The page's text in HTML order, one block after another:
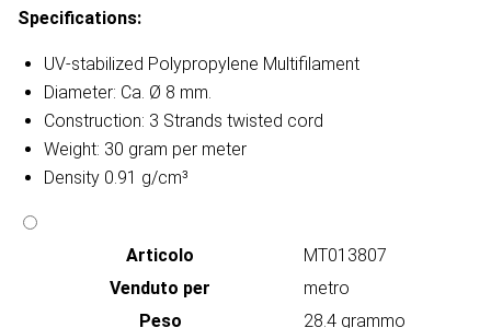
Specifications:
UV-stabilized Polypropylene Multifilament
Diameter: Ca. Ø 8 mm.
Construction: 3 Strands twisted cord
Weight: 30 gram per meter
Density 0.91 g/cm³
Articolo
MT013807
Venduto per
metro
Peso
28.4 grammo